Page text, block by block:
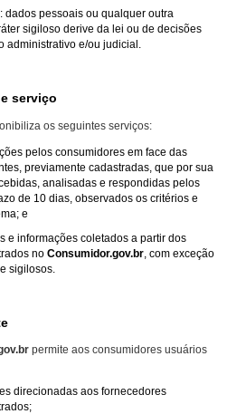
dados pessoais ou qualquer outra
sigiloso derive da lei ou de decisões
administrativo e/ou judicial.
serviço
os seguintes serviços:
pelos consumidores em face das
previamente cadastradas, que por sua
analisadas e respondidas pelos
de 10 dias, observados os critérios e
e
e informações coletados a partir dos
no Consumidor.gov.br , com exceção
sigilosos.
permite aos consumidores usuários
direcionadas aos fornecedores